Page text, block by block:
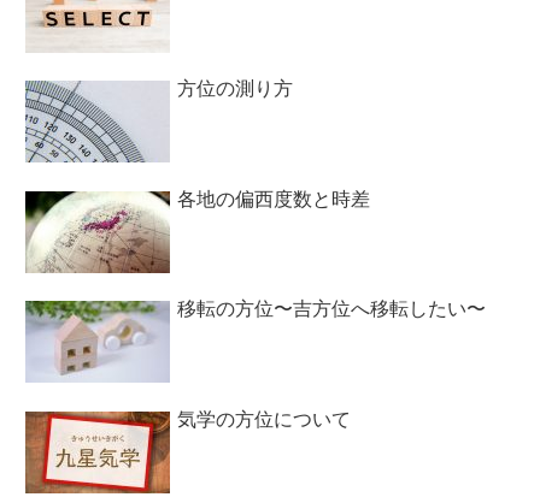
方位の測り方
各地の偏西度数と時差
移転の方位〜吉方位へ移転したい〜
気学の方位について